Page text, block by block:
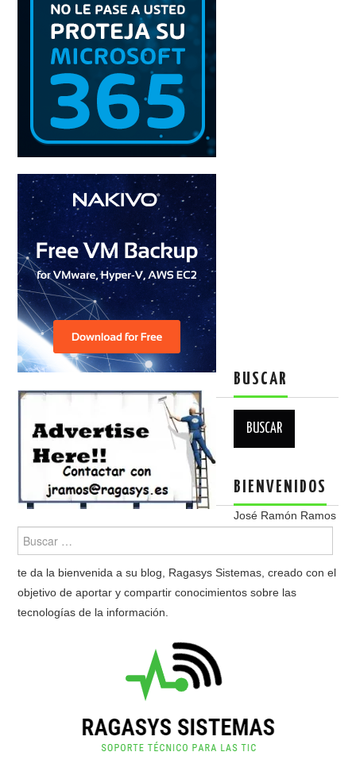
BUSCAR
BIENVENIDOS
José Ramón Ramos
te da la bienvenida a su blog, Ragasys Sistemas, creado con el
objetivo de aportar y compartir conocimientos sobre las
tecnologías de la información.